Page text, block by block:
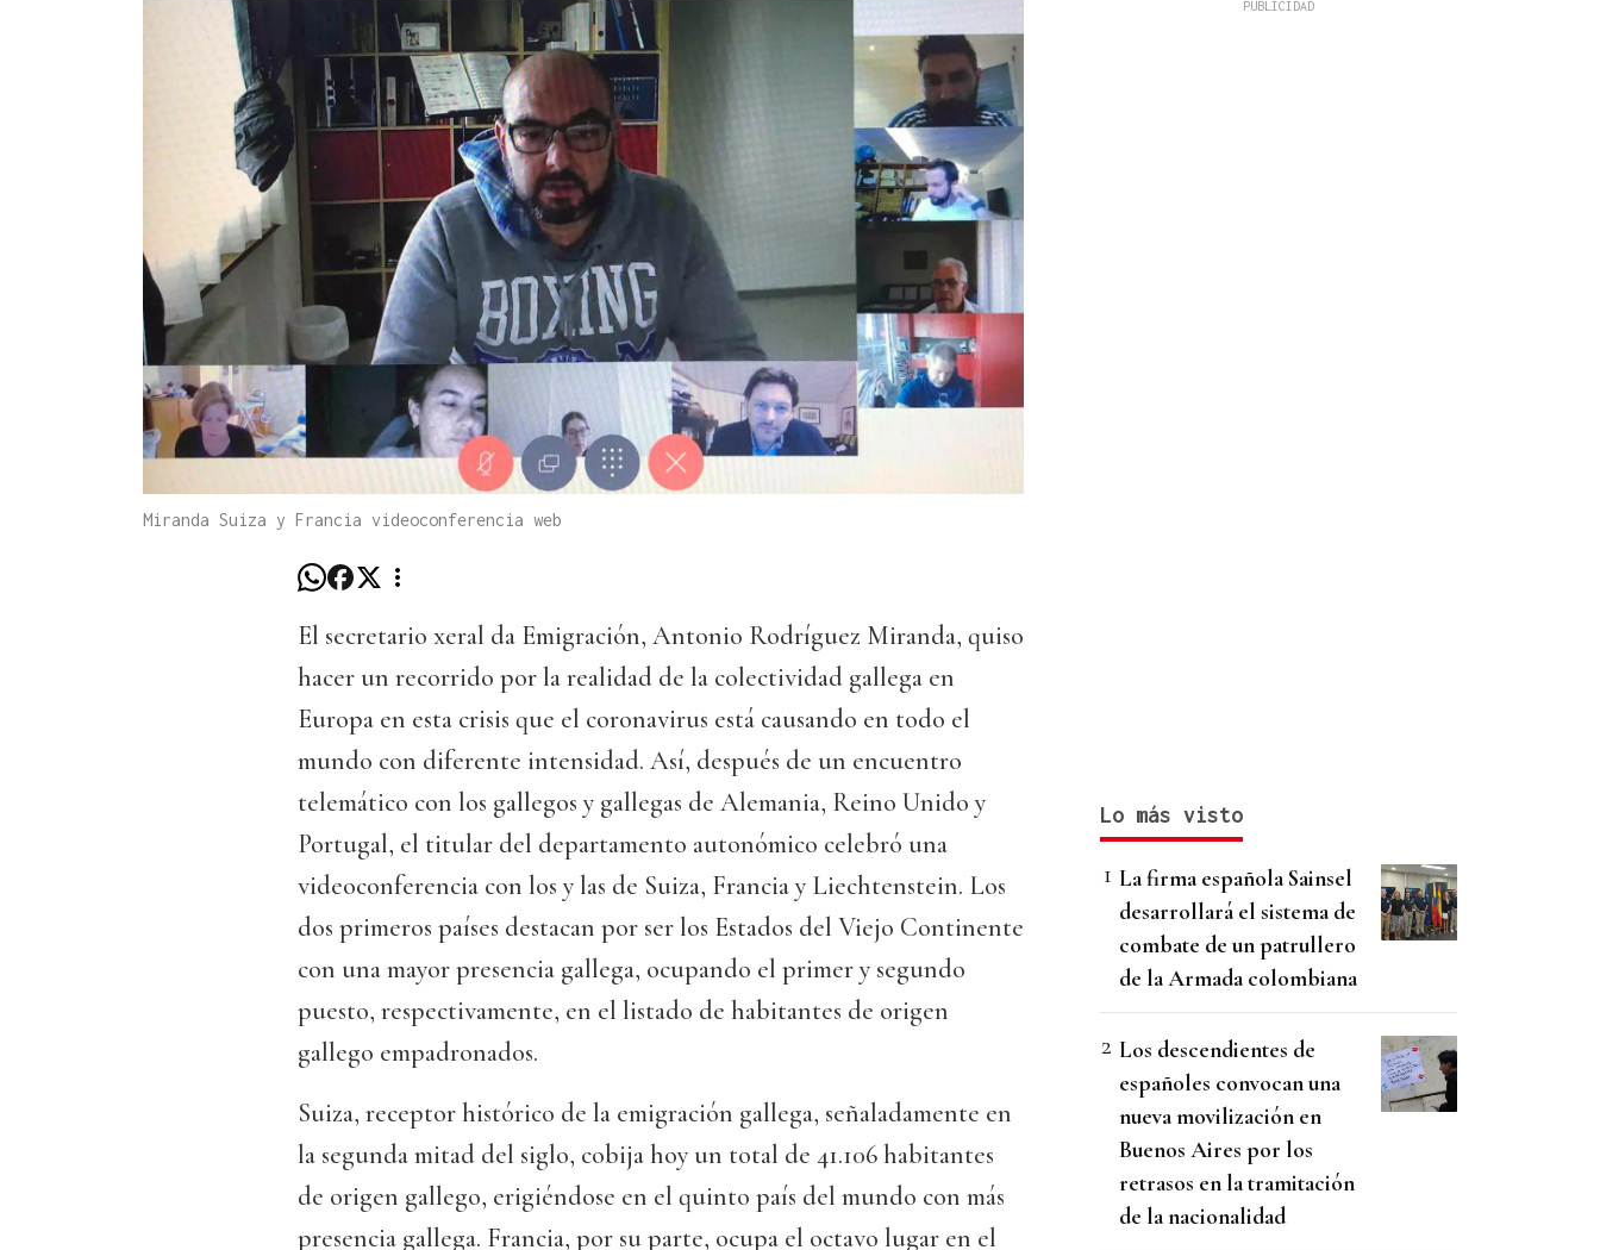
Miranda Suiza y Francia videoconferencia web
El secretario xeral da Emigración, Antonio Rodríguez Miranda, quiso
hacer un recorrido por la realidad de la colectividad gallega en
Europa en esta crisis que el coronavirus está causando en todo el
mundo con diferente intensidad. Así, después de un encuentro
telemático con los gallegos y gallegas de Alemania, Reino Unido y
Portugal, el titular del departamento autonómico celebró una
videoconferencia con los y las de Suiza, Francia y Liechtenstein. Los
dos primeros países destacan por ser los Estados del Viejo Continente
con una mayor presencia gallega, ocupando el primer y segundo
puesto, respectivamente, en el listado de habitantes de origen
gallego empadronados.
Suiza, receptor histórico de la emigración gallega, señaladamente en
la segunda mitad del siglo, cobija hoy un total de 41.106 habitantes
de origen gallego, erigiéndose en el quinto país del mundo con más
presencia gallega. Francia, por su parte, ocupa el octavo lugar en el
Lo más visto
La firma española Sainsel
desarrollará el sistema de
combate de un patrullero
de la Armada colombiana
Los descendientes de
españoles convocan una
nueva movilización en
Buenos Aires por los
retrasos en la tramitación
de la nacionalidad